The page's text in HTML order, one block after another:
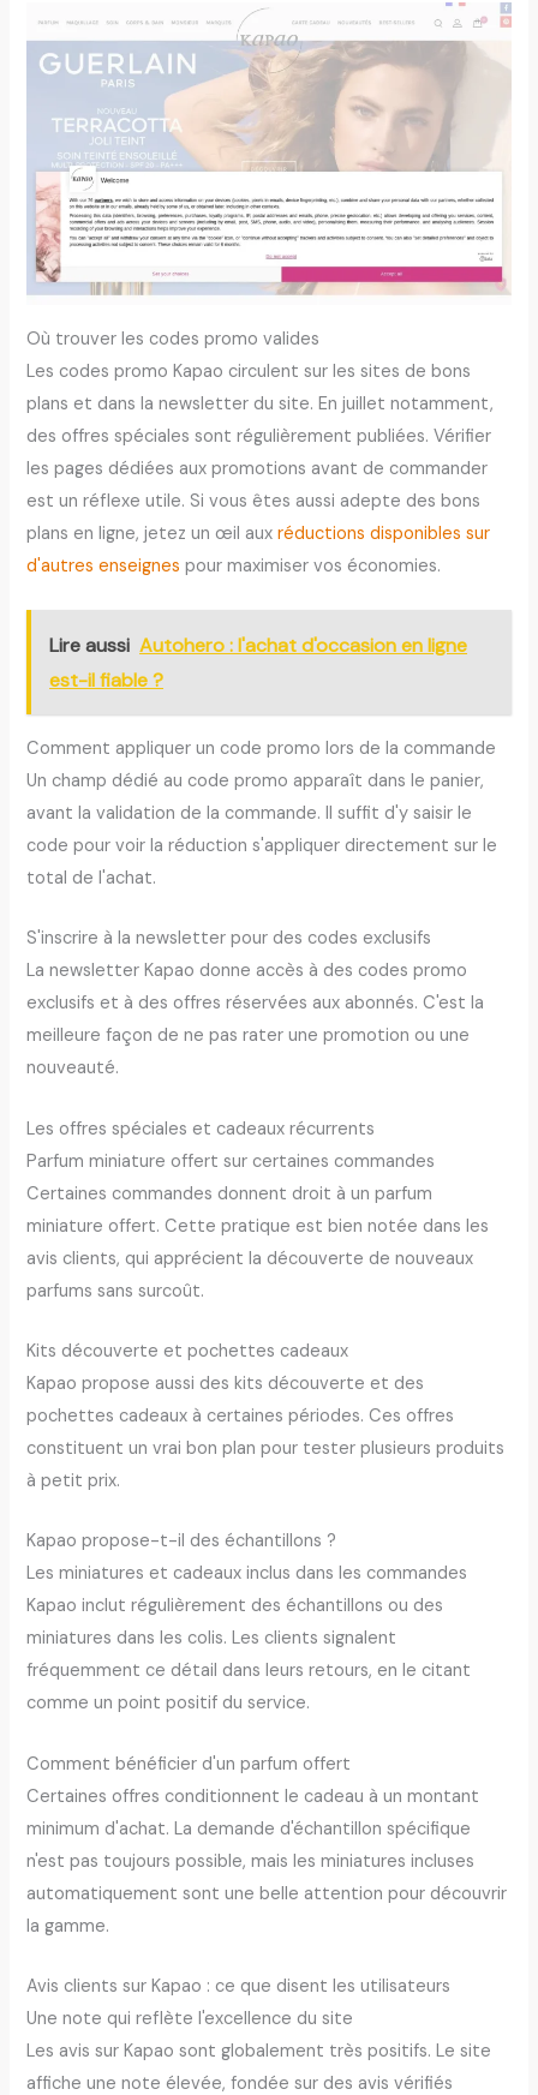
Où trouver les codes promo valides
Les codes promo Kapao circulent sur les sites de bons
plans et dans la newsletter du site. En juillet notamment,
des offres spéciales sont régulièrement publiées. Vérifier
les pages dédiées aux promotions avant de commander
est un réflexe utile. Si vous êtes aussi adepte des bons
plans en ligne, jetez un œil auxréductions disponibles sur
d'autres enseignes pour maximiser vos économies.
Lire aussi Autohero : l'achat d'occasion en ligne
est-il fiable ?
Comment appliquer un code promo lors de la commande
Un champ dédié au code promo apparaît dans le panier,
avant la validation de la commande. Il suffit d'y saisir le
code pour voir la réduction s'appliquer directement sur le
total de l'achat.
S'inscrire à la newsletter pour des codes exclusifs
La newsletter Kapao donne accès à des codes promo
exclusifs et à des offres réservées aux abonnés. C'est la
meilleure façon de ne pas rater une promotion ou une
nouveauté.
Les offres spéciales et cadeaux récurrents
Parfum miniature offert sur certaines commandes
Certaines commandes donnent droit à un parfum
miniature offert. Cette pratique est bien notée dans les
avis clients, qui apprécient la découverte de nouveaux
parfums sans surcoût.
Kits découverte et pochettes cadeaux
Kapao propose aussi des kits découverte et des
pochettes cadeaux à certaines périodes. Ces offres
constituent un vrai bon plan pour tester plusieurs produits
à petit prix.
Kapao propose-t-il des échantillons ?
Les miniatures et cadeaux inclus dans les commandes
Kapao inclut régulièrement des échantillons ou des
miniatures dans les colis. Les clients signalent
fréquemment ce détail dans leurs retours, en le citant
comme un point positif du service.
Comment bénéficier d'un parfum offert
Certaines offres conditionnent le cadeau à un montant
minimum d'achat. La demande d'échantillon spécifique
n'est pas toujours possible, mais les miniatures incluses
automatiquement sont une belle attention pour découvrir
la gamme.
Avis clients sur Kapao : ce que disent les utilisateurs
Une note qui reflète l'excellence du site
Les avis sur Kapao sont globalement très positifs. Le site
affiche une note élevée, fondée sur des avis vérifiés